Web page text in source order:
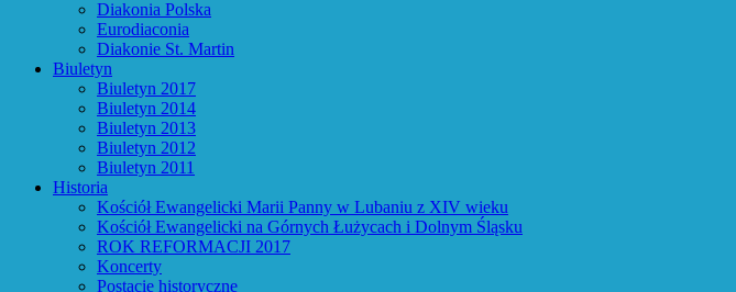
Diakonia Polska
Eurodiaconia
Diakonie St. Martin
Biuletyn
Biuletyn 2017
Biuletyn 2014
Biuletyn 2013
Biuletyn 2012
Biuletyn 2011
Historia
Kościół Ewangelicki Marii Panny w Lubaniu z XIV wieku
Kościół Ewangelicki na Górnych Łużycach i Dolnym Śląsku
ROK REFORMACJI 2017
Koncerty
Postacie historyczne